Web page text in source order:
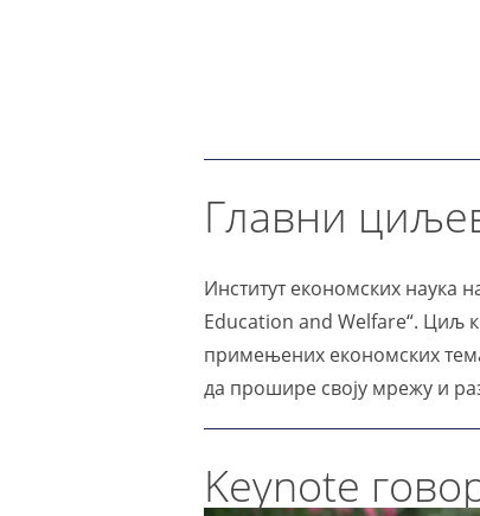
Главни
Институт економских наука
Education and Welfare“. Циљ
примењених економских
да прошире своју мрежу и
Keynote